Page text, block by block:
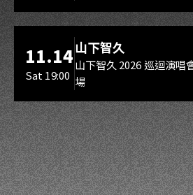
11.14
Sat 19:00
山下智久
山下智久 2026 巡迴演唱
場